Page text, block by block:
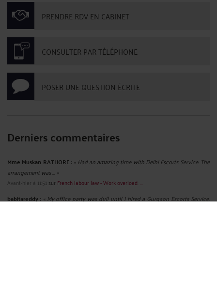
PRENDRE RDV EN CABINET
CONSULTER PAR TÉLÉPHONE
POSER UNE QUESTION ÉCRITE
Derniers commentaires
Mme Muskan RATHORE :« Had an amazing time with Delhi Escorts Service. The
arrangement was ... »
Avant-hier à 11:51 sur French labour law - Work overload: ...
babitareddy : « My office party was dull until I hired a Gurgaon Escorts Service.